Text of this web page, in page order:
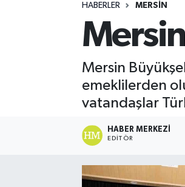
HABERLER MERSIN
Mersin
emeklilerden
vatandaşlar
HABER MERKEZI
EDITÖR
Son Dakika Haberleri
Haber Arşivi